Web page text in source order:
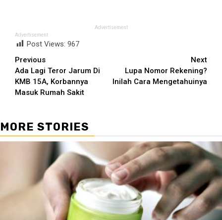
Advertisement
Advertisement
Post Views: 967
Continue
Reading
Previous
Ada Lagi Teror Jarum Di
KMB 15A, Korbannya
Masuk Rumah Sakit
Next
Lupa Nomor Rekening?
Inilah Cara Mengetahuinya
MORE STORIES